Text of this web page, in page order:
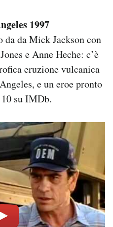
1997
da Mick Jackson con
e Anne Heche: c’è
eruzione vulcanica
e un eroe pronto
su IMDb.